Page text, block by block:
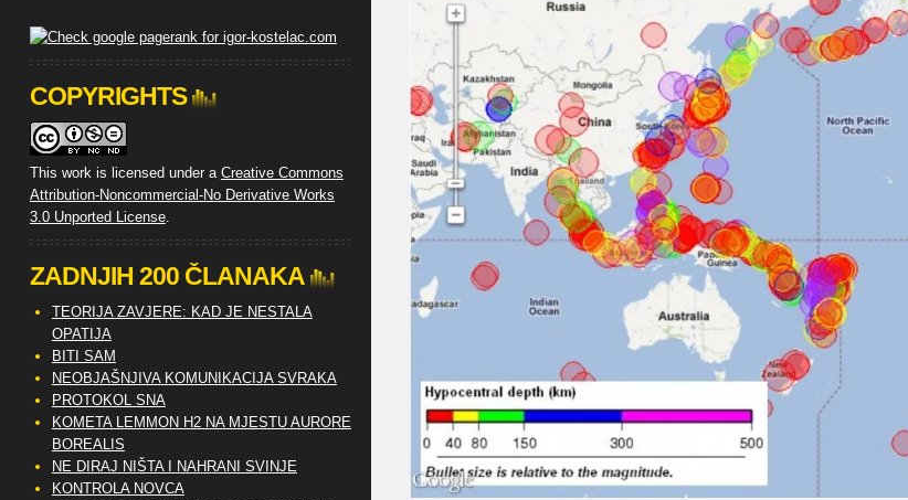
COPYRIGHTS
This work is licensed under a Creative Commons
Attribution-Noncommercial-No Derivative Works
3.0 Unported License.
ZADNJIH 200 ČLANAKA
TEORIJA ZAVJERE: KAD JE NESTALA
OPATIJA
BITI SAM
NEOBJAŠNJIVA KOMUNIKACIJA SVRAKA
PROTOKOL SNA
KOMETA LEMMON H2 NA MJESTU AURORE
BOREALIS
NE DIRAJ NIŠTA I NAHRANI SVINJE
KONTROLA NOVCA